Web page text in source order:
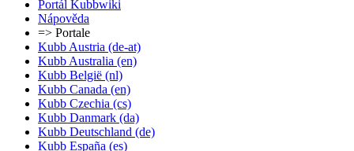
Portál Kubbwiki
Nápověda
=> Portale
Kubb Austria (de-at)
Kubb Australia (en)
Kubb België (nl)
Kubb Canada (en)
Kubb Czechia (cs)
Kubb Danmark (da)
Kubb Deutschland (de)
Kubb España (es)